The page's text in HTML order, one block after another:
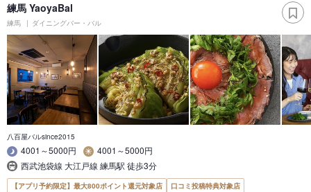
練馬 YaoyaBal
練馬 ダイニングバー・バル
八百屋バルsince2015
4001～5000円
4001～5000円
西武池袋線 大江戸線 練馬駅 徒歩3分
【アプリ予約限定】最大800ポイント還元対象店
口コミ投稿特典対象店